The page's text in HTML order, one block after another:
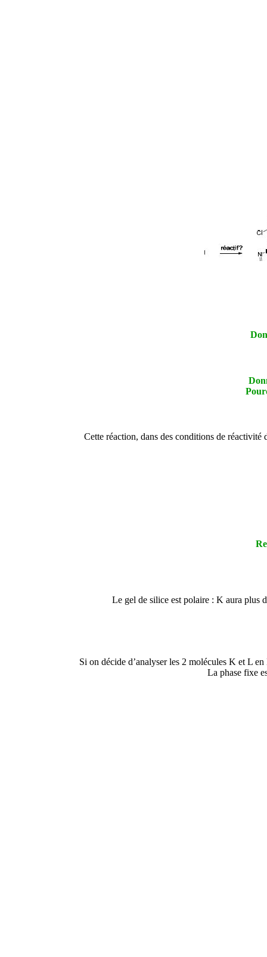
Cette réaction, dans des conditions de
Le gel de silice est polaire : K aura plus
Si on décide d’analyser les 2 molécules K et L
La phase fixe